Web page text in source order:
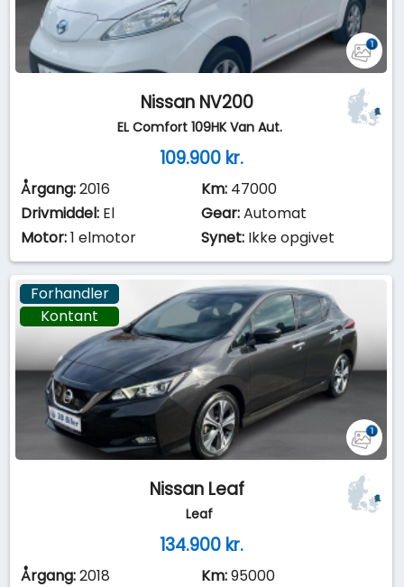
Nissan NV200
EL Comfort 109HK Van Aut.
109.900 kr.
Årgang:2016 Km: 47000
Drivmiddel: El Gear:Automat
Motor:1 elmotor Synet: Ikke opgivet
Kontant
Forhandler
Nissan Leaf
Leaf
134.900 kr.
Årgang:2018 Km:95000